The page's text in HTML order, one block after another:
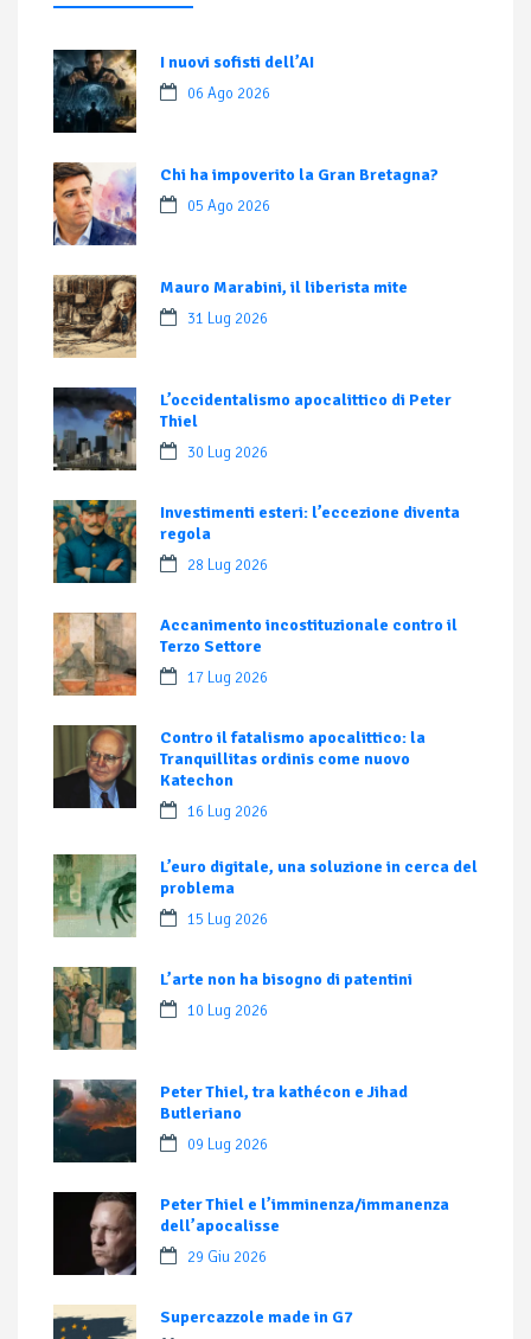
I nuovi sofisti dell’AI
06 Ago 2026
Chi ha impoverito la Gran Bretagna?
05 Ago 2026
Mauro Marabini, il liberista mite
31 Lug 2026
L’occidentalismo apocalittico di Peter
Thiel
30 Lug 2026
Investimenti esteri: l’eccezione diventa
regola
28 Lug 2026
Accanimento incostituzionale contro il
Terzo Settore
17 Lug 2026
Contro il fatalismo apocalittico: la
Tranquillitas ordinis come nuovo
Katechon
16 Lug 2026
L’euro digitale, una soluzione in cerca del
problema
15 Lug 2026
L’arte non ha bisogno di patentini
10 Lug 2026
Peter Thiel, tra kathécon e Jihad
Butleriano
09 Lug 2026
Peter Thiel e l’imminenza/immanenza
dell’apocalisse
29 Giu 2026
Supercazzole made in G7